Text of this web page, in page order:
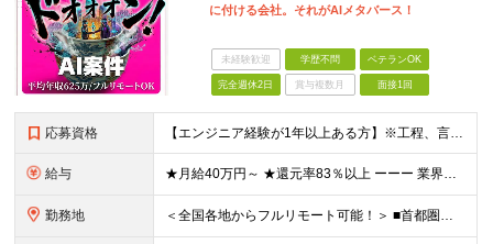
に付ける会社。それがAIメタバース！
未経験歓迎 学歴不問 ベテランOK
完全週休2日 賞与複数月 面接1回
応募資格 【エンジニア経験が1年以上ある方】※工程、言語、領域、プロジェクト規模は問いません。 【必須条件】 ■エンジニア実務経験が1年以上ある方 ※工程、言語、領域、プロジェクト規模は問いません。 ※学歴不
給与 ★月給40万円～ ★還元率83％以上 ーーー 業界最高水準の還元率を実現。 単価連動型の透明な報酬設計により、最先端技術への挑戦がそのまま収入アップにつながります。 ※上記には固定残業代（30時
勤務地 ＜全国各地からフルリモート可能！＞ ■首都圏エリア（東京・神奈川・千葉・埼玉）・大阪・名古屋・福岡を中心とした全国各地のプロジェクト先に参画いただきます。 ※ご希望をお伺いした上で決定いたします ※転